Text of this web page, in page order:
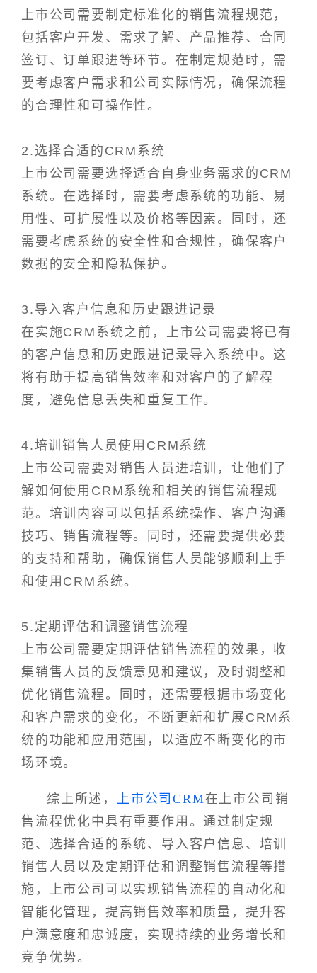
上市公司需要制定标准化的销售流程规范，
包括客户开发、需求了解、产品推荐、合同
签订、订单跟进等环节。在制定规范时，需
要考虑客户需求和公司实际情况，确保流程
的合理性和可操作性。
2.选择合适的CRM系统
上市公司需要选择适合自身业务需求的CRM
系统。在选择时，需要考虑系统的功能、易
用性、可扩展性以及价格等因素。同时，还
需要考虑系统的安全性和合规性，确保客户
数据的安全和隐私保护。
3.导入客户信息和历史跟进记录
在实施CRM系统之前，上市公司需要将已有
的客户信息和历史跟进记录导入系统中。这
将有助于提高销售效率和对客户的了解程
度，避免信息丢失和重复工作。
4.培训销售人员使用CRM系统
上市公司需要对销售人员进培训，让他们了
解如何使用CRM系统和相关的销售流程规
范。培训内容可以包括系统操作、客户沟通
技巧、销售流程等。同时，还需要提供必要
的支持和帮助，确保销售人员能够顺利上手
和使用CRM系统。
5.定期评估和调整销售流程
上市公司需要定期评估销售流程的效果，收
集销售人员的反馈意见和建议，及时调整和
优化销售流程。同时，还需要根据市场变化
和客户需求的变化，不断更新和扩展CRM系
统的功能和应用范围，以适应不断变化的市
场环境。
综上所述， 上市公司CRM在上市公司销
售流程优化中具有重要作用。通过制定规
范、选择合适的系统、导入客户信息、培训
销售人员以及定期评估和调整销售流程等措
施，上市公司可以实现销售流程的自动化和
智能化管理，提高销售效率和质量，提升客
户满意度和忠诚度，实现持续的业务增长和
竞争优势。